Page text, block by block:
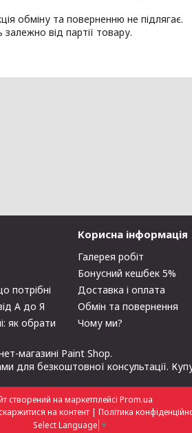
обміну та поверненню не підлягає.
від партії товару.
потрібні
А до Я
як обрати
Корисна інформація
Галерея робіт
Бонусний кешбек 5%
Доставка і оплата
Обмін та повернення
Чому ми?
магазині Paint Shop.
для безкоштовної консультації.
створений на маркетплейсі Prom.ua
на контент | Політика
Select Language ▼